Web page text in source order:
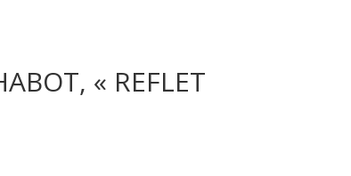
« REFLET